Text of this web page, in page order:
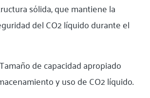
sólida, que mantiene la
del CO2 líquido durante el
de capacidad apropiado
y uso de CO2 líquido.